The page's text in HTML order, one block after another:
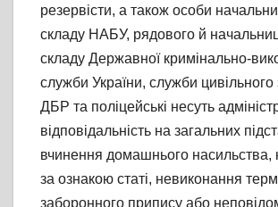
резервісти, а також особи
складу НАБУ, рядового й
складу Державної кримінально-
служби України, служби цивільного
ДБР та поліцейські несуть
відповідальність на загальних
вчинення домашнього насильства,
за ознакою статі, невиконання
заборонного припису або